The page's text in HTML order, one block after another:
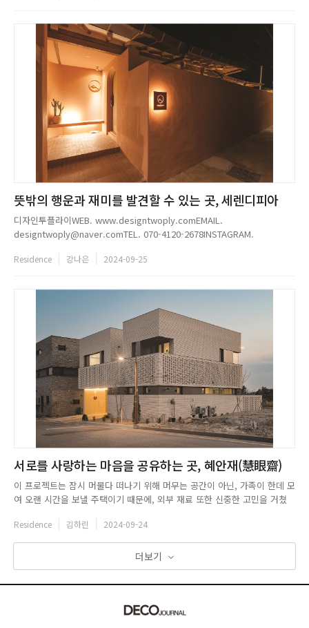
뜻밖의 행운과 재미를 발견할 수 있는 곳, 세렌디피아
디자인투플라이WEB. www.designtwoply.comEMAIL.
designtwoply@naver.comTEL. 070-4120-2678INSTAGRAM.
Residence 강나은 2024-09-25
서로를 사랑하는 마음을 공유하는 곳, 혜안재(慧眼齋)
이 프로젝트는 잠시 머물다 떠나기 위해 머무는 공간이 아닌, 가족이 한데 모
여 오랜 시간을 보낼 주택이기 때문에, 외부 재료 또한 신중한 고민을 거쳤
여 디자인에 변화를 주는 것으로 결정되었다. 두 개의 띠를 통해 건물 전체를
감싸는 듯한 느낌을 선사하는 디자인을 선보였는데, 벽돌 가...
Residence 김하린 2024-09-24
더보기